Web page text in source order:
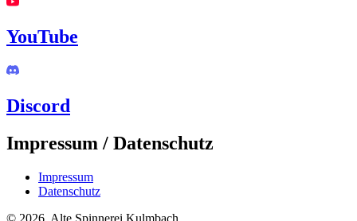
YouTube
Discord
Impressum / Datenschutz
Impressum
Datenschutz
© 2026, Alte Spinnerei Kulmbach